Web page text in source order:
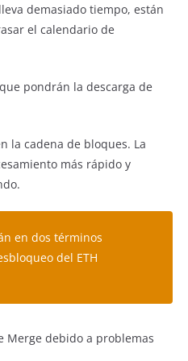
demasiado tiempo, están
el calendario de
pondrán la descarga de
la cadena de bloques. La
más rápido y
en dos términos
del ETH
Merge debido a problemas